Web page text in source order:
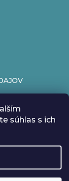
súhlas s ich